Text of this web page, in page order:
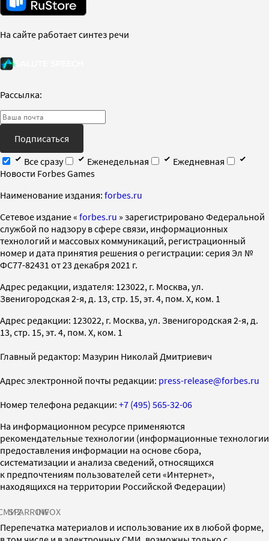
На сайте работает синтез речи
Рассылка:
Подписаться
Все сразу
Еженедельная
Ежедневная
Новости Forbes Games
Наименование издания: forbes.ru
Cетевое издание « forbes.ru » зарегистрировано Федеральной
службой по надзору в сфере связи, информационных
технологий и массовых коммуникаций, регистрационный
номер и дата принятия решения о регистрации: серия Эл №
ФС77-82431 от 23 декабря 2021 г.
Адрес редакции, издателя: 123022, г. Москва, ул.
Звенигородская 2-я, д. 13, стр. 15, эт. 4, пом. X, ком. 1
Адрес редакции: 123022, г. Москва, ул. Звенигородская 2-я, д.
13, стр. 15, эт. 4, пом. X, ком. 1
Главный редактор: Мазурин Николай Дмитриевич
Адрес электронной почты редакции: press-release@forbes.ru
Номер телефона редакции: +7 (495) 565-32-06
На информационном ресурсе применяются
рекомендательные технологии (информационные технологии
предоставления информации на основе сбора,
систематизации и анализа сведений, относящихся
к предпочтениям пользователей сети «Интернет»,
находящихся на территории Российской Федерации)
SPARROWINFOX
Перепечатка материалов и использование их в любой форме,